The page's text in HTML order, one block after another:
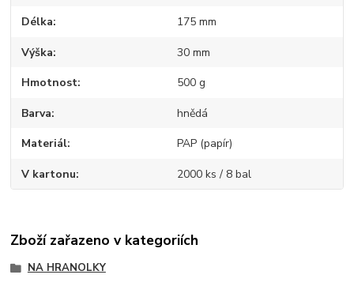
Délka 175 mm
Výška 30 mm
Hmotnost 500 g
Barva hnědá
Materiál PAP (papír)
V kartonu 2000 ks / 8 bal
Zboží zařazeno v kategoriích
NA HRANOLKY